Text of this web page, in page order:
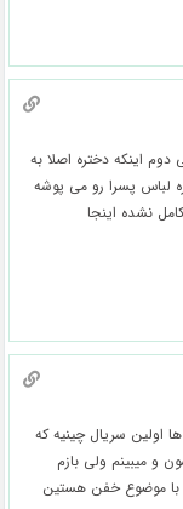
اینکه دختره اصلا به
لباس پسرا رو می پوشه
نشده اینجا
سریال چینیه که
و میبینم ولی بازم
با موضوع خفن هستین